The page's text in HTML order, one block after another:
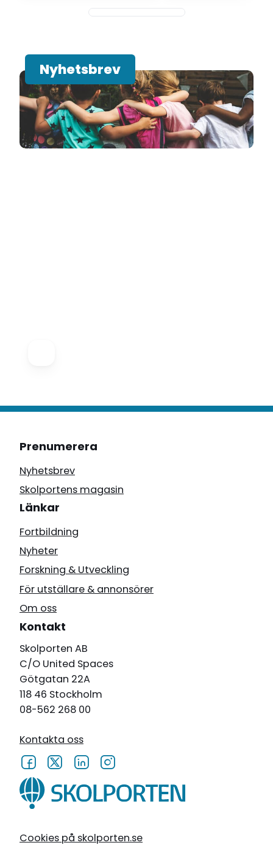
Nyhetsbrev
Cookies på skolporten.se
Prenumerera
Nyhetsbrev
Skolportens magasin
Länkar
Fortbildning
Nyheter
Forskning & Utveckling
För utställare & annonsörer
Om oss
Kontakt
Skolporten AB
C/O United Spaces
Götgatan 22A
118 46 Stockholm
08-562 268 00
Kontakta oss